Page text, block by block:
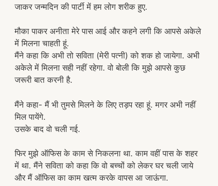
जाकर जन्मदिन की पार्टी में हम लोग शरीक हुए.
मौका पाकर अनीता मेरे पास आई और कहने लगी कि आपसे अकेले
में मिलना चाहती हूं.
मैंने कहा कि अभी तो सविता (मेरी पत्नी) को शक हो जायेगा. अभी
अकेले में मिलना सही नहीं रहेगा. वो बोली कि मुझे आपसे कुछ
जरूरी बात करनी है.
मैंने कहा- मैं भी तुमसे मिलने के लिए तड़प रहा हूं. मगर अभी नहीं
मिल पायेंगे.
उसके बाद वो चली गई.
फिर मुझे ऑफिस के काम से निकलना था. काम वहीं पास के शहर
में था. मैंने सविता को कहा कि वो बच्चों को लेकर घर चली जाये
और मैं ऑफिस का काम खत्म करके वापस आ जाऊंगा.